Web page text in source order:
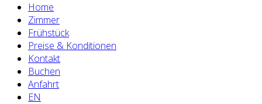
Home
Zimmer
Frühstück
Preise & Konditionen
Kontakt
Buchen
Anfahrt
EN